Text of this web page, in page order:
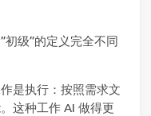
级”的定义完全不同
是执行：按照需求文
这种工作 AI 做得更